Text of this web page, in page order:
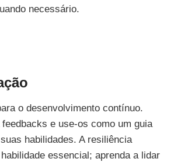
necessário.
o desenvolvimento contínuo.
feedbacks e use-os como um guia
habilidades. A resiliência
essencial; aprenda a lidar